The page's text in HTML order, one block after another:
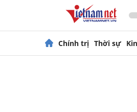
Chính trị Thời sự